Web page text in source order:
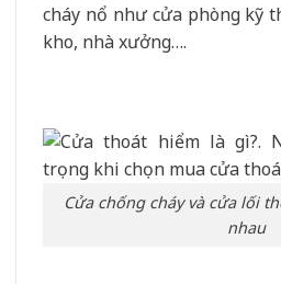
cháy nổ như cửa phòng kỹ
kho, nhà xưởng….
Cửa chống cháy và cửa lối
nhau